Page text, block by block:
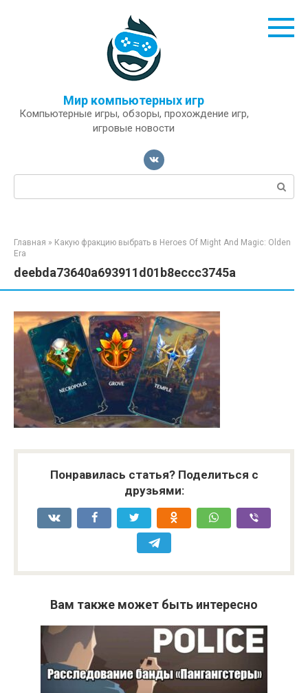
Мир компьютерных игр
Компьютерные игры, обзоры, прохождение игр,
игровые новости
Поиск:
Главная » Какую фракцию выбрать в Heroes Of Might And Magic: Olden
Era
deebda73640a693911d01b8eccc3745a
Понравилась статья? Поделиться с
друзьями:
Вам также может быть интересно